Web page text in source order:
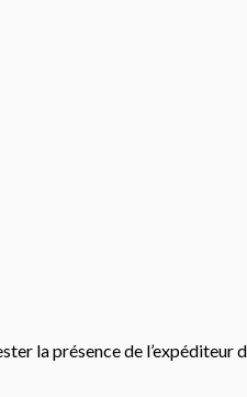
la présence de l’expéditeur